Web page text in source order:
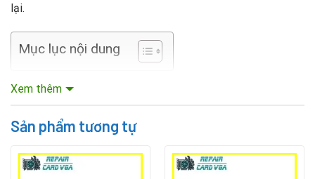
lại.
Mục lục nội dung
Khi nào cần thay chipset GPU VGA ASRock?
năng xử lý hình ảnh. Khi chip gặp sự cố, bạn sẽ nhận thấy
Xem thêm
Sản phẩm tương tự